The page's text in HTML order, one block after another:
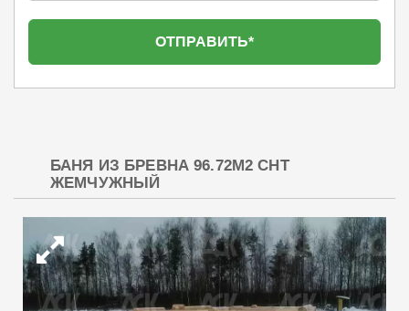
БАНЯ ИЗ БРЕВНА 96.72М2 СНТ
ЖЕМЧУЖНЫЙ